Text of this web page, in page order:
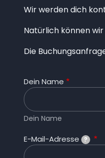
Wir werden dich
Natürlich können
Die
Dein Name
Dein Name
E-Mail-Adresse ?